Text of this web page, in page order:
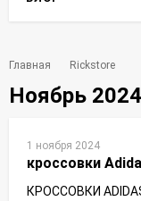
Главная Rickstore
Ноябрь
1 ноября 2024
кроссовки
КРОССОВКИ